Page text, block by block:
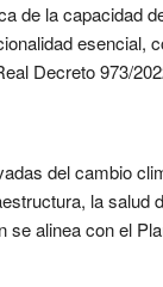
de la capacidad
esencial,
Decreto 973/
del cambio
la salud
alinea con el